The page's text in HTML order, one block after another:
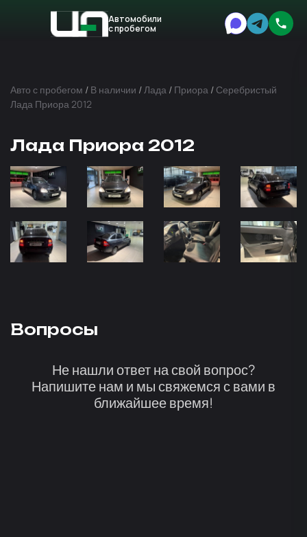
Автомобили
с пробегом
Авто с пробегом / В наличии /Лада / Приора / Серебристый
Лада Приора 2012
Лада Приора 2012
Вопросы
Не нашли ответ на свой вопрос?
Напишите нам и мы свяжемся с вами в
ближайшее время!